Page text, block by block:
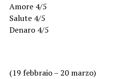
Amore 4/5
Salute 4/5
Denaro 4/5
(19 febbraio – 20 marzo)